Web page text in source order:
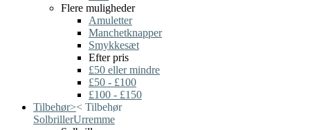
Flere muligheder
Amuletter
Manchetknapper
Smykkesæt
Efter pris
£50 eller mindre
£50 - £100
£100 - £150
Tilbehør>< Tilbehør
SolbrillerUrremme